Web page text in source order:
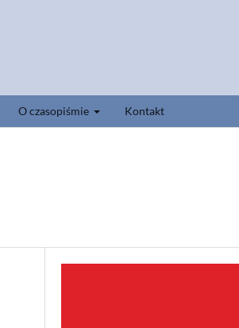
O czasopiśmie Kontakt